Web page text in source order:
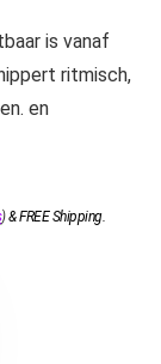
is vanaf
ritmisch,
en
)&FREE Shipping.